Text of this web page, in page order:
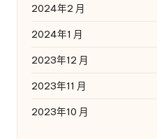
2024年2 月
2024年1 月
2023年12 月
2023年11 月
2023年10 月